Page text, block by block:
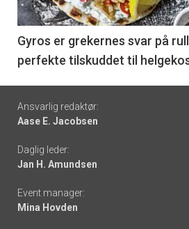
-
6
Gyros er grekernes svar på
perfekte tilskuddet til
Footer
-
links
Ansvarlig redaktør:
Aase E. Jacobsen
Daglig leder:
Jan H. Amundsen
Event manager:
Mina Hovden